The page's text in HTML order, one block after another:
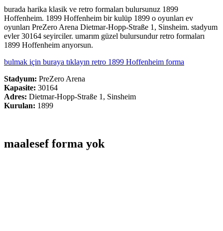
burada harika klasik ve retro formaları bulursunuz 1899
Hoffenheim. 1899 Hoffenheim bir kulüp 1899 o oyunları ev
oyunları PreZero Arena Dietmar-Hopp-Straße 1, Sinsheim. stadyum
evler 30164 seyirciler. umarım güzel bulursundur retro formaları
1899 Hoffenheim arıyorsun.
bulmak için buraya tıklayın retro 1899 Hoffenheim forma
Stadyum: PreZero Arena
Kapasite: 30164
Adres: Dietmar-Hopp-Straße 1, Sinsheim
Kurulan: 1899
maalesef forma yok